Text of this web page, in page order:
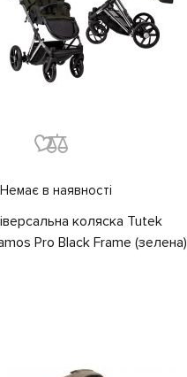
Немає в наявності
коляска Tutek
Pro Black Frame (зелена)